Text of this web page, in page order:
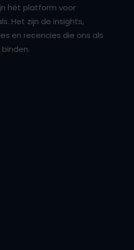
hét platform voor
Het zijn de insights,
en recencies die ons als